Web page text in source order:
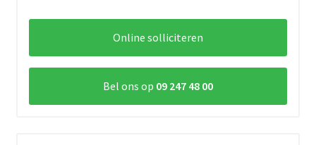
Online solliciteren
Bel ons op 09 247 48 00